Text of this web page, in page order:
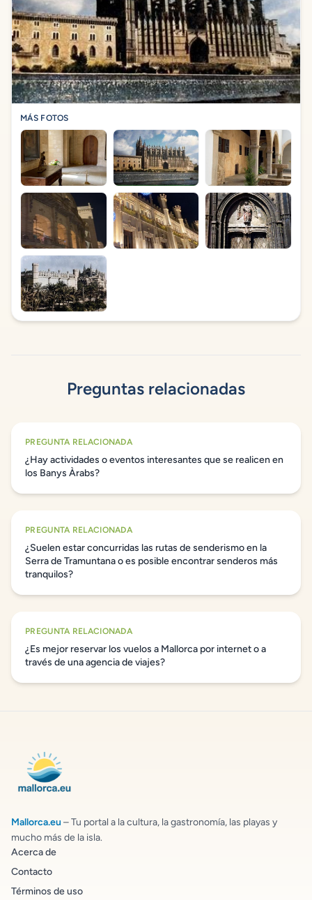
MÁS FOTOS
Preguntas relacionadas
PREGUNTA RELACIONADA
¿Hay actividades o eventos interesantes que se realicen en
los Banys Àrabs?
PREGUNTA RELACIONADA
¿Suelen estar concurridas las rutas de senderismo en la
Serra de Tramuntana o es posible encontrar senderos más
tranquilos?
PREGUNTA RELACIONADA
¿Es mejor reservar los vuelos a Mallorca por internet o a
través de una agencia de viajes?
Mallorca.eu – Tu portal a la cultura, la gastronomía, las playas y
mucho más de la isla.
Acerca de
Contacto
Términos de uso